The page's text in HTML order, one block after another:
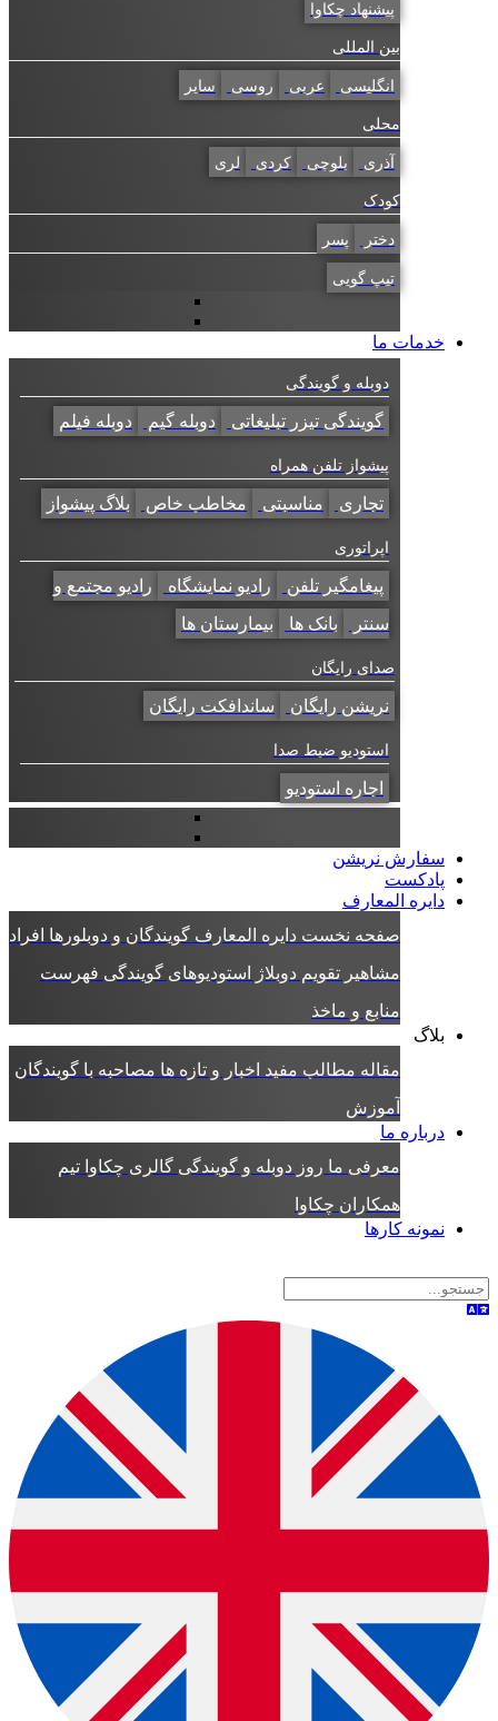
پیشنهاد چکاوا
بین المللی
انگلیسی عربی روسی سایر
محلی
بلوچی کردی لری
کودک
پسر
تیپ گویی
خدمات ما
دوبله و گویندگی
گویندگی تیزر تبلیغاتی دوبله گیم دوبله فیلم
پیشواز تلفن همراه
تجاری مناسبتی مخاطب خاص بلاگ پیشواز
اپراتوری
پیغامگیر تلفن رادیو نمایشگاه رادیو مجتمع و
سنتر بانک ها بیمارستان ها
صدای رایگان
نریشن رایگان ساندافکت رایگان
استودیو ضبط صدا
اجاره استودیو
سفارش نریشن
پادکست
دایره المعارف
صفحه نخست دایره المعارفگویندگان و دوبلورهاافراد
مشاهیرتقویم دوبلاژاستودیوهای گویندگیفهرست
منابع و ماخذ
بلاگ
مقالهمطالب مفیداخبار و تازه ها مصاحبه با گویندگان
آموزش
درباره ما
معرفی ماروز دوبله و گویندگیگالری چکاواتیم
همکاران چکاوا
نمونه کارها